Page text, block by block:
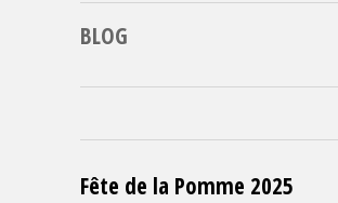
BLOG
Fête de la Pomme 2025